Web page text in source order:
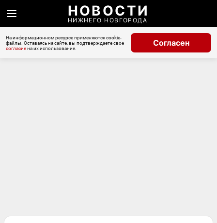
НОВОСТИ
НИЖНЕГО НОВГОРОДА
На информационном ресурсе применяются cookie-
файлы. Оставаясь на сайте, вы подтверждаете свое
согласиена их использование.
Согласен